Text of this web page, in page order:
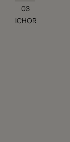
03
ICHOR